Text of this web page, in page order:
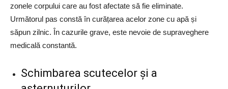
zonele corpului care au fost afectate să fie eliminate.
Următorul pas constă în curățarea acelor zone cu apă și
săpun zilnic. În cazurile grave, este nevoie de supraveghere
medicală constantă.
Schimbarea scutecelor și a